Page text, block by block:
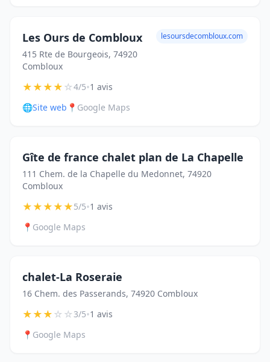
Les Ours de Combloux
415 Rte de Bourgeois, 74920
Combloux
lesoursdecombloux.com
★★★★☆4/5•1 avis
🌐Site web 📍 Google Maps
Gîte de france chalet plan de La Chapelle
111 Chem. de la Chapelle du Medonnet, 74920
Combloux
★★★★★5/5•1 avis
📍 Google Maps
chalet-La Roseraie
16 Chem. des Passerands, 74920 Combloux
★★★☆☆3/5•1 avis
📍 Google Maps